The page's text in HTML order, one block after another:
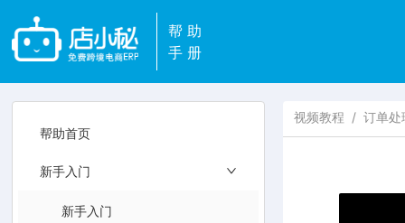
帮助
手册
帮助首页
新手入门
新手入门
视频教程 / 订单处